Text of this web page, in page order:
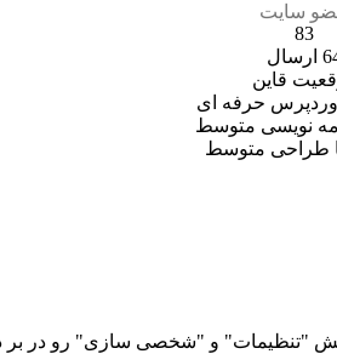
سایت
83
قاین
وردپرس حرفه ای
نویسی متوسط
طراحی متوسط
"تنظیمات" و "شخصی سازی" رو در بر